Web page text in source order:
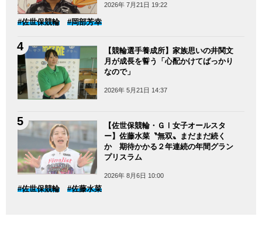
2026年 7月21日 19:22
#佐世保競輪 #岡部芳幸
【競輪選手養成所】家族思いの井関文
月が成長を誓う「心配かけてばっかり
なので」
2026年 5月21日 14:37
【佐世保競輪・ＧⅠ女子オールスタ
ー】佐藤水菜〝無双〟まだまだ続く
か 期待かかる２年連続の年間グラン
プリスラム
2026年 8月6日 10:00
#佐世保競輪 #佐藤水菜